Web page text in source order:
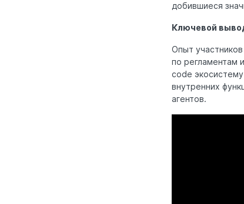
добившиеся
Ключевой
Опыт
по регламентам
code
внутренних
агентов.